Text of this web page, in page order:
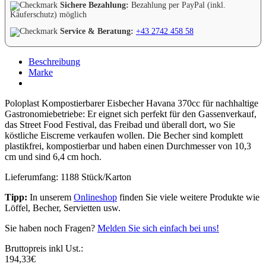
Sichere Bezahlung: Bezahlung per PayPal (inkl.
Käuferschutz) möglich
Service & Beratung: +43 2742 458 58
Beschreibung
Marke
Poloplast Kompostierbarer Eisbecher Havana 370cc für nachhaltige
Gastronomiebetriebe: Er eignet sich perfekt für den Gassenverkauf,
das Street Food Festival, das Freibad und überall dort, wo Sie
köstliche Eiscreme verkaufen wollen. Die Becher sind komplett
plastikfrei, kompostierbar und haben einen Durchmesser von 10,3
cm und sind 6,4 cm hoch.
Lieferumfang: 1188 Stück/Karton
Tipp: In unserem Onlineshop finden Sie viele weitere Produkte wie
Löffel, Becher, Servietten usw.
Sie haben noch Fragen? Melden Sie sich einfach bei uns!
Bruttopreis inkl Ust.:
194,33€